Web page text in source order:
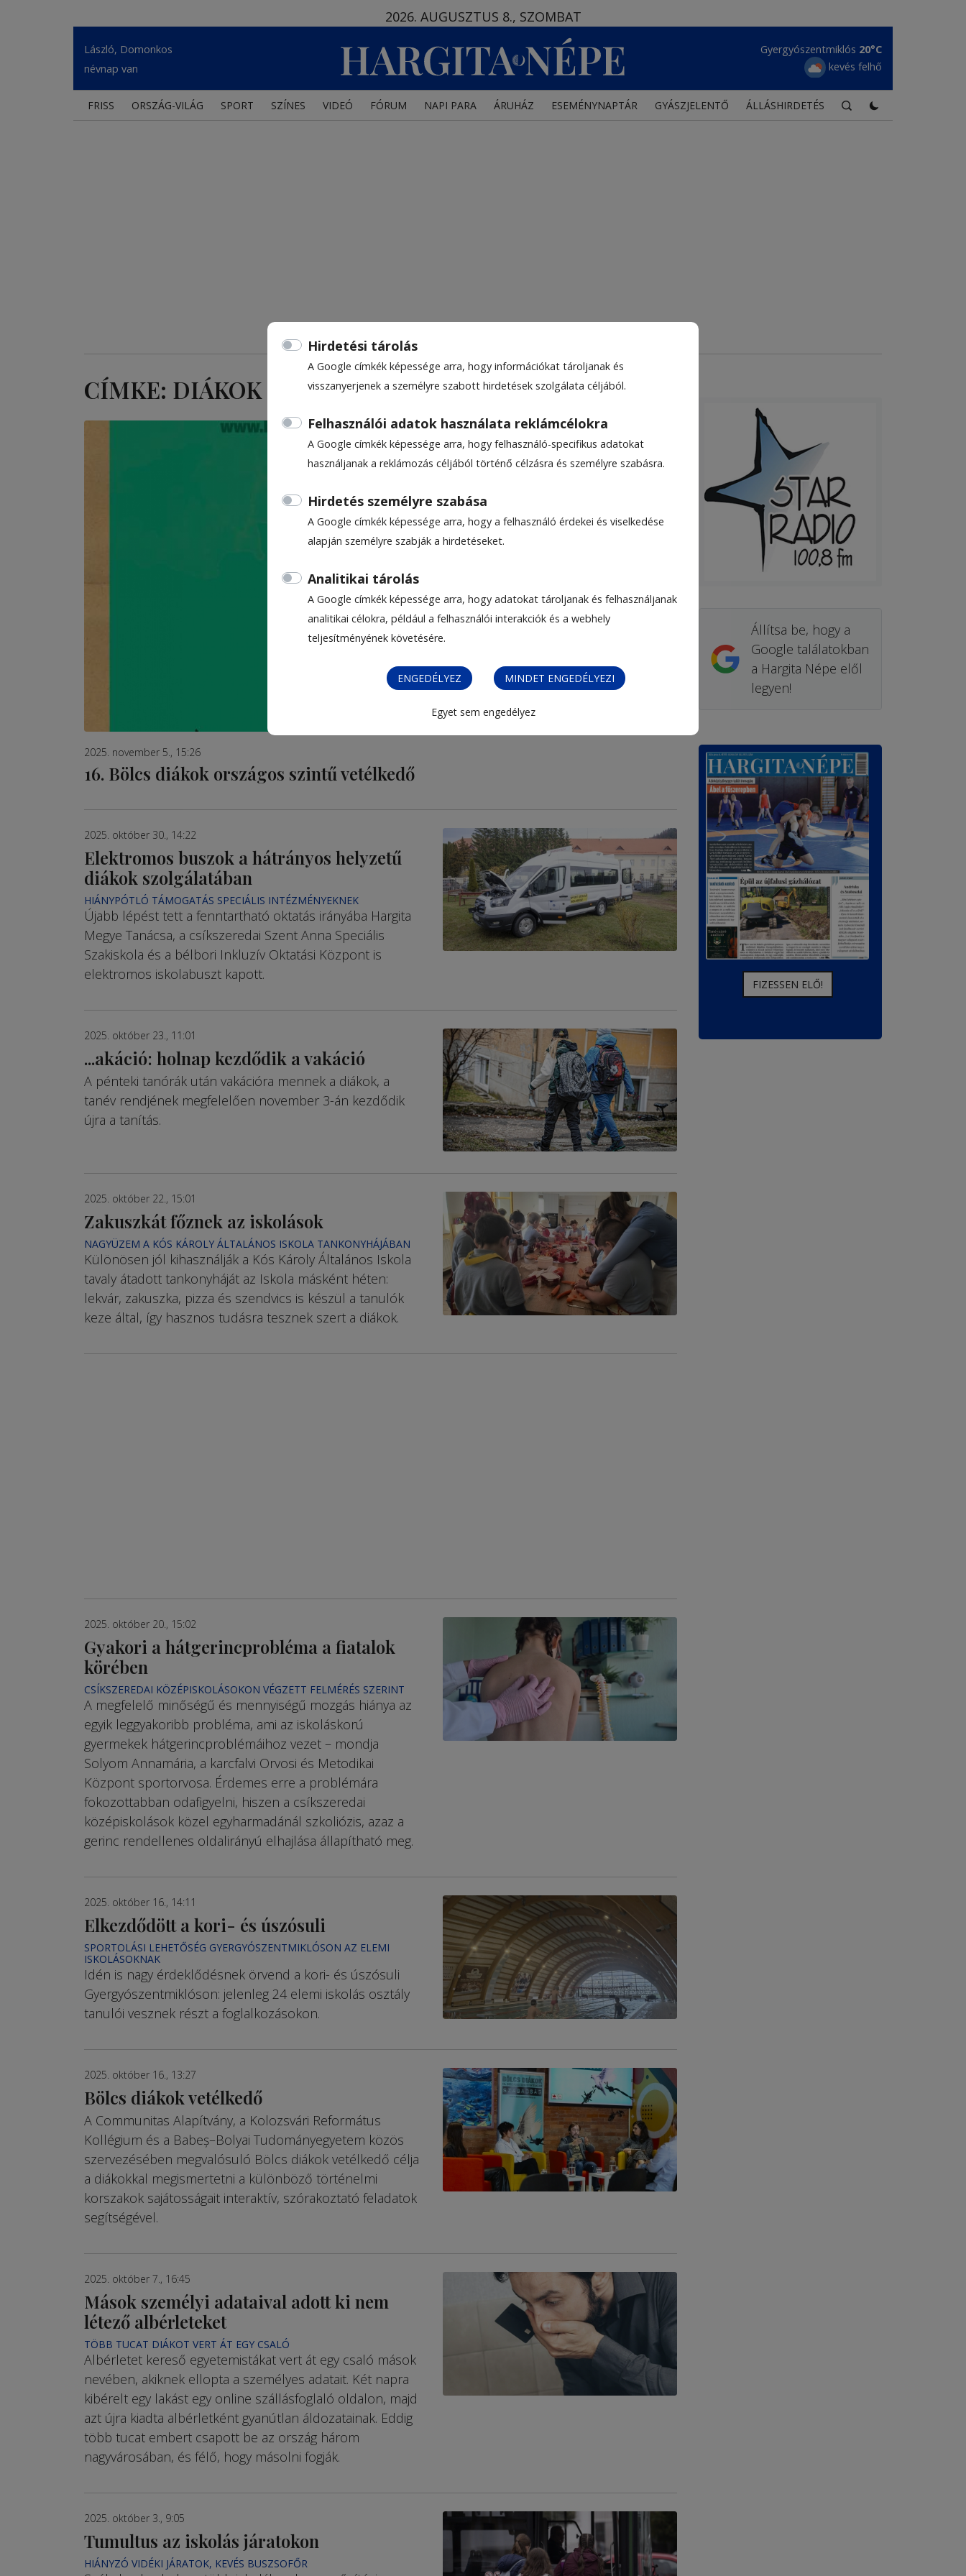
Hirdetési tárolás
A Google címkék képessége arra, hogy információkat tároljanak és
visszanyerjenek a személyre szabott hirdetések szolgálata céljából.
Felhasználói adatok használata reklámcélokra
A Google címkék képessége arra, hogy felhasználó-specifikus adatokat
használjanak a reklámozás céljából történő célzásra és személyre szabásra.
Hirdetés személyre szabása
A Google címkék képessége arra, hogy a felhasználó érdekei és viselkedése
alapján személyre szabják a hirdetéseket.
Analitikai tárolás
A Google címkék képessége arra, hogy adatokat tároljanak és felhasználjanak
analitikai célokra, például a felhasználói interakciók és a webhely
teljesítményének követésére.
ENGEDÉLYEZ MINDET ENGEDÉLYEZI
Egyet sem engedélyez
2026. AUGUSZTUS 8., SZOMBAT
László, Domonkos
névnap van
Gyergyószentmiklós 20°C
kevés felhő
FRISS ORSZÁG-VILÁG SPORT SZÍNES VIDEÓ FÓRUM NAPI PARA ÁRUHÁZ ESEMÉNYNAPTÁR GYÁSZJELENTŐ ÁLLÁSHIRDETÉS
CÍMKE: DIÁKOK
2025. november 5., 15:26
16. Bölcs diákok országos szintű vetélkedő
2025. október 30., 14:22
Elektromos buszok a hátrányos helyzetű
diákok szolgálatában
HIÁNYPÓTLÓ TÁMOGATÁS SPECIÁLIS INTÉZMÉNYEKNEK
Újabb lépést tett a fenntartható oktatás irányába Hargita
Megye Tanácsa, a csíkszeredai Szent Anna Speciális
Szakiskola és a bélbori Inkluzív Oktatási Központ is
elektromos iskolabuszt kapott.
2025. október 23., 11:01
...akáció: holnap kezdődik a vakáció
A pénteki tanórák után vakációra mennek a diákok, a
tanév rendjének megfelelően november 3-án kezdődik
újra a tanítás.
2025. október 22., 15:01
Zakuszkát főznek az iskolások
NAGYÜZEM A KÓS KÁROLY ÁLTALÁNOS ISKOLA TANKONYHÁJÁBAN
Különösen jól kihasználják a Kós Károly Általános Iskola
tavaly átadott tankonyháját az Iskola másként héten:
lekvár, zakuszka, pizza és szendvics is készül a tanulók
keze által, így hasznos tudásra tesznek szert a diákok.
2025. október 20., 15:02
Gyakori a hátgerincprobléma a fiatalok
körében
CSÍKSZEREDAI KÖZÉPISKOLÁSOKON VÉGZETT FELMÉRÉS SZERINT
A megfelelő minőségű és mennyiségű mozgás hiánya az
egyik leggyakoribb probléma, ami az iskoláskorú
gyermekek hátgerincproblémáihoz vezet – mondja
Solyom Annamária, a karcfalvi Orvosi és Metodikai
Központ sportorvosa. Érdemes erre a problémára
fokozottabban odafigyelni, hiszen a csíkszeredai
középiskolások közel egyharmadánál szkoliózis, azaz a
gerinc rendellenes oldalirányú elhajlása állapítható meg.
2025. október 16., 14:11
Elkezdődött a kori- és úszósuli
SPORTOLÁSI LEHETŐSÉG GYERGYÓSZENTMIKLÓSON AZ ELEMI
ISKOLÁSOKNAK
Idén is nagy érdeklődésnek örvend a kori- és úszósuli
Gyergyó­szent­mik­lóson: jelenleg 24 elemi iskolás osztály
tanulói vesznek részt a foglalkozásokon.
2025. október 16., 13:27
Bölcs diákok vetélkedő
A Communitas Alapítvány, a Kolozsvári Református
Kollégium és a Babeș–Bolyai Tudományegyetem közös
szervezésében megvalósuló Bölcs diákok vetélkedő célja
a diákokkal megismertetni a különböző történelmi
korszakok sajátosságait interaktív, szórakoztató feladatok
segítségével.
2025. október 7., 16:45
Mások személyi adataival adott ki nem
létező albérleteket
TÖBB TUCAT DIÁKOT VERT ÁT EGY CSALÓ
Albérletet kereső egyetemistákat vert át egy csaló mások
nevében, akiknek ellopta a személyes adatait. Két napra
kibérelt egy lakást egy online szállásfoglaló oldalon, majd
azt újra kiadta albérletként gyanútlan áldozatainak. Eddig
több tucat embert csapott be az ország három
nagyvárosában, és félő, hogy másolni fogják.
2025. október 3., 9:05
Tumultus az iskolás járatokon
HIÁNYZÓ VIDÉKI JÁRATOK, KEVÉS BUSZSOFŐR
Állítsa be, hogy a
Google találatokban
a Hargita Népe elől
legyen!
FIZESSEN ELŐ!